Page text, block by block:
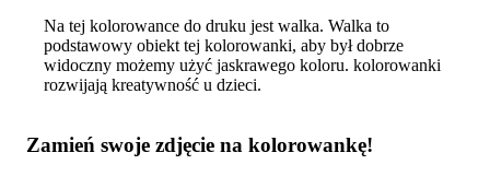
Na tej kolorowance do druku jest walka. Walka to
podstawowy obiekt tej kolorowanki, aby był dobrze
widoczny możemy użyć jaskrawego koloru. kolorowanki
rozwijają kreatywność u dzieci.
Zamień swoje zdjęcie na kolorowankę!